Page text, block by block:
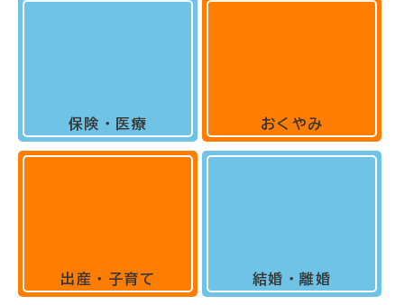
保険・医療
出産・子育て
おくやみ
結婚・離婚